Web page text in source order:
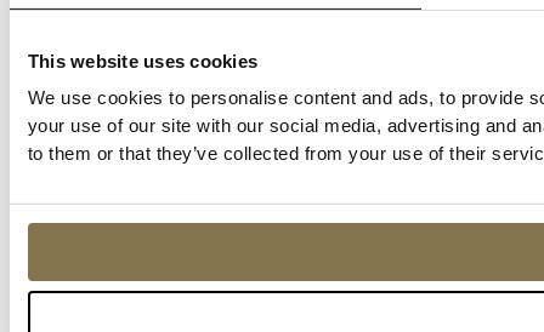
This website uses cookies
We use cookies to personalise content and ads, to provide
your use of our site with our social media, advertising and
to them or that they’ve collected from your use of their